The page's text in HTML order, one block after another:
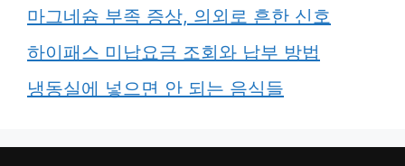
마그네슘 부족 증상, 의외로 흔한 신호
하이패스 미납요금 조회와 납부 방법
냉동실에 넣으면 안 되는 음식들